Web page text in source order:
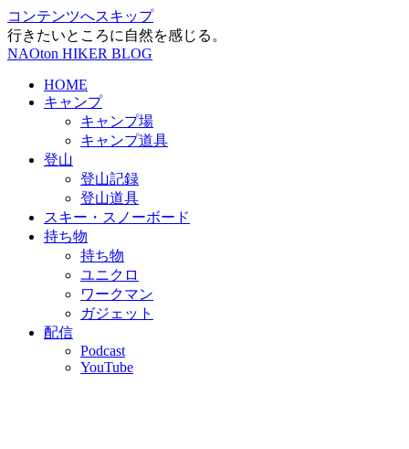
コンテンツへスキップ
行きたいところに自然を感じる。
NAOton HIKER BLOG
HOME
キャンプ
キャンプ場
キャンプ道具
登山
登山記録
登山道具
スキー・スノーボード
持ち物
持ち物
ユニクロ
ワークマン
ガジェット
配信
Podcast
YouTube